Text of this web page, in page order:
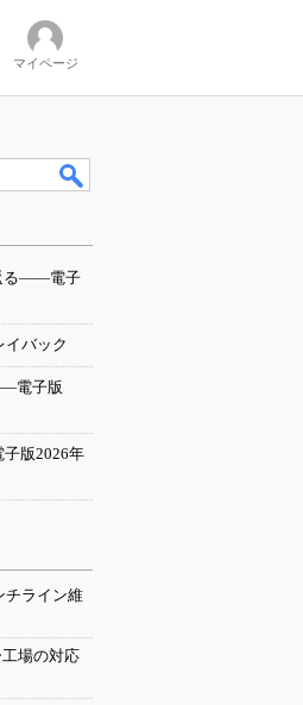
マイページ
る――電子
イバック
電子版
版2026年
チライン維
場の対応